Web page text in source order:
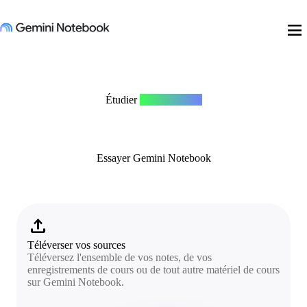
menu
Étudier
Essayer Gemini Notebook
upload
Téléverser vos sources
Téléversez l'ensemble de vos notes, de vos
enregistrements de cours ou de tout autre matériel de cours
sur Gemini Notebook.